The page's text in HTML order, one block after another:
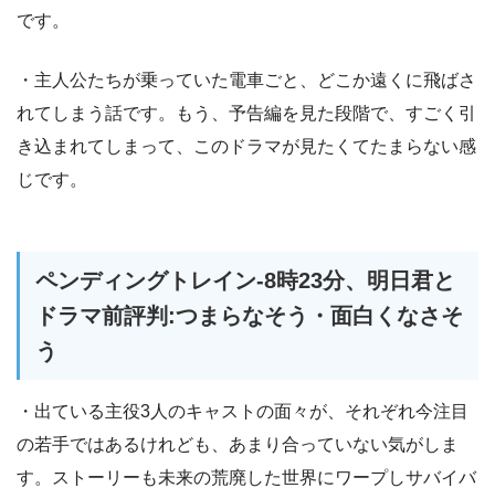
です。
・主人公たちが乗っていた電車ごと、どこか遠くに飛ばさ
れてしまう話です。もう、予告編を見た段階で、すごく引
き込まれてしまって、このドラマが見たくてたまらない感
じです。
ペンディングトレイン-8時23分、明日君と
ドラマ前評判:つまらなそう・面白くなさそ
う
・出ている主役3人のキャストの面々が、それぞれ今注目
の若手ではあるけれども、あまり合っていない気がしま
す。ストーリーも未来の荒廃した世界にワープしサバイバ